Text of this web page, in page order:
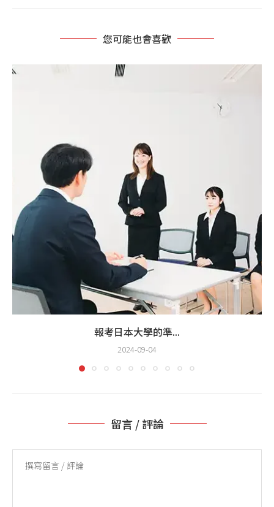
您可能也會喜歡
報考日本大學的準...
2024-09-04
留言 / 評論